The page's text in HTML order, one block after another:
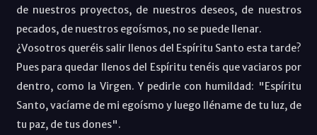
de nuestros proyectos, de nuestros deseos, de nuestros
pecados, de nuestros egoísmos, no se puede llenar.
¿Vosotros queréis salir llenos del Espíritu Santo esta tarde?
Pues para quedar llenos del Espíritu tenéis que vaciaros por
dentro, como la Virgen. Y pedirle con humildad: "Espíritu
Santo, vacíame de mi egoísmo y luego lléname de tu luz, de
tu paz, de tus dones".